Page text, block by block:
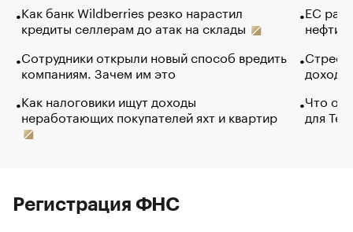
Как банк Wildberries резко нарастил
кредиты селлерам до атак на склады
Сотрудники открыли новый способ вредить
компаниям. Зачем им это
Как налоговики ищут доходы
неработающих покупателей яхт и квартир
ЕС
нефти
Что
для
Регистрация ФНС